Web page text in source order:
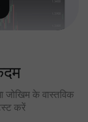
जोखिम के वास्तविक
करें